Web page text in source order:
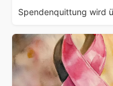
Spendenquittung wird